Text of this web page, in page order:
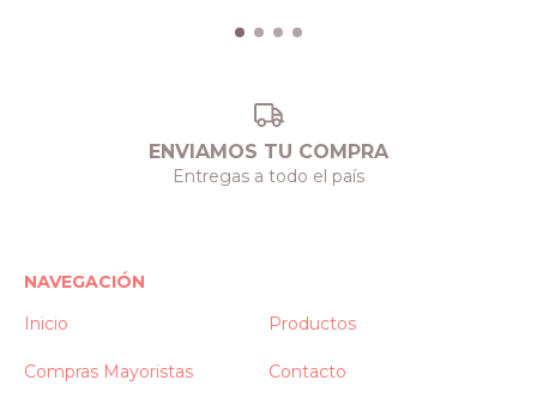
ENVIAMOS TU COMPRA
Entregas a todo el país
NAVEGACIÓN
Inicio
Productos
Compras Mayoristas Contacto